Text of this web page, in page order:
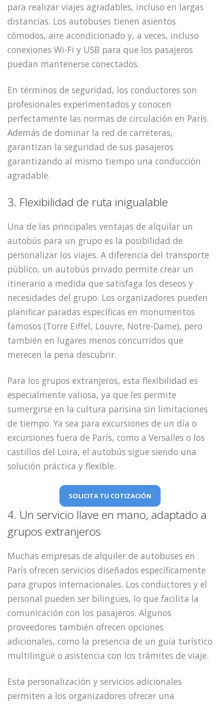
para realizar viajes agradables, incluso en largas
distancias. Los autobuses tienen asientos
cómodos, aire acondicionado y, a veces, incluso
conexiones Wi-Fi y USB para que los pasajeros
puedan mantenerse conectados.
En términos de seguridad, los conductores son
profesionales experimentados y conocen
perfectamente las normas de circulación en París.
Además de dominar la red de carreteras,
garantizan la seguridad de sus pasajeros
garantizando al mismo tiempo una conducción
agradable.
3. Flexibilidad de ruta inigualable
Una de las principales ventajas de alquilar un
autobús para un grupo es la posibilidad de
personalizar los viajes. A diferencia del transporte
público, un autobús privado permite crear un
itinerario a medida que satisfaga los deseos y
necesidades del grupo. Los organizadores pueden
planificar paradas específicas en monumentos
famosos (Torre Eiffel, Louvre, Notre-Dame), pero
también en lugares menos concurridos que
merecen la pena descubrir.
Para los grupos extranjeros, esta flexibilidad es
especialmente valiosa, ya que les permite
sumergirse en la cultura parisina sin limitaciones
de tiempo. Ya sea para excursiones de un día o
excursiones fuera de París, como a Versalles o los
castillos del Loira, el autobús sigue siendo una
solución práctica y flexible.
SOLICITA TU COTIZACIÓN
4. Un servicio llave en mano, adaptado a
grupos extranjeros
Muchas empresas de alquiler de autobuses en
París ofrecen servicios diseñados específicamente
para grupos internacionales. Los conductores y el
personal pueden ser bilingües, lo que facilita la
comunicación con los pasajeros. Algunos
proveedores también ofrecen opciones
adicionales, como la presencia de un guía turístico
multilingüe o asistencia con los trámites de viaje.
Esta personalización y servicios adicionales
permiten a los organizadores ofrecer una